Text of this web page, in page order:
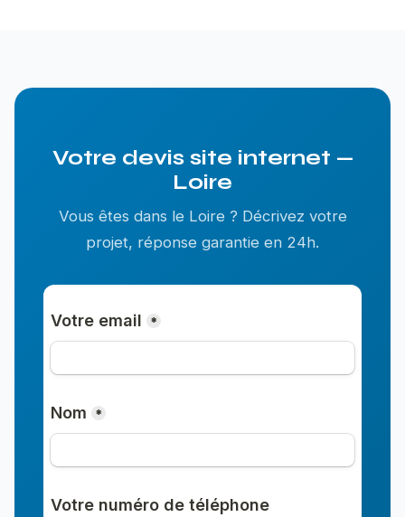
Votre devis site internet —
Loire
Vous êtes dans le Loire ? Décrivez votre
projet, réponse garantie en 24h.